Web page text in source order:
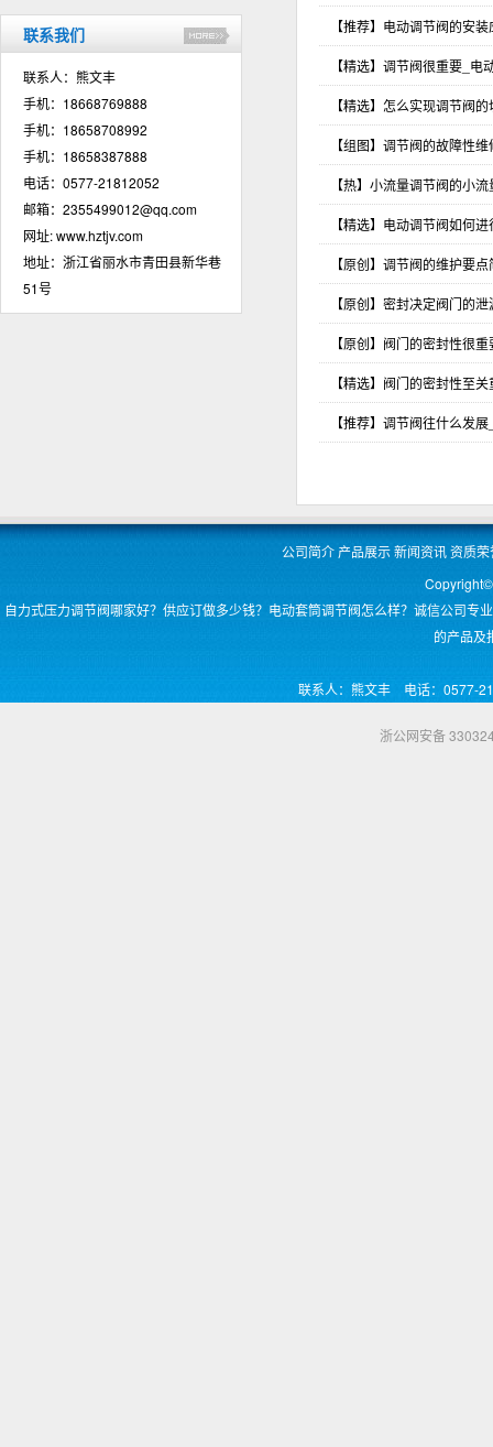
联系我们
联系人：熊文丰
手机：18668769888
手机：18658708992
手机：18658387888
电话：0577-21812052
邮箱： 2355499012@qq.com
网址:www.hztjv.com
地址：浙江省丽水市青田县新华巷
51号
【推荐】电动调节阀的安
【精选】调节阀很重要_
【精选】怎么实现调节阀
【组图】调节阀的故障性
【热】小流量调节阀的小
【精选】电动调节阀如何
【原创】调节阀的维护要
【原创】密封决定阀门的
【原创】阀门的密封性很
【精选】阀门的密封性至
【推荐】调节阀往什么发
公司简介 产品展示 新闻资讯 资质荣
自力式压力调节阀哪家好？供应订做多少钱？电动套筒调节阀怎么样？诚信公司
的产品及
联系人：熊文丰 电话：0577-
浙公网安备